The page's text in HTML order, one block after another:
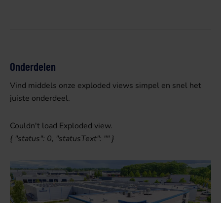
Onderdelen
Vind middels onze exploded views simpel en snel het
juiste onderdeel.
Couldn't load Exploded view.
{ "status": 0, "statusText": "" }